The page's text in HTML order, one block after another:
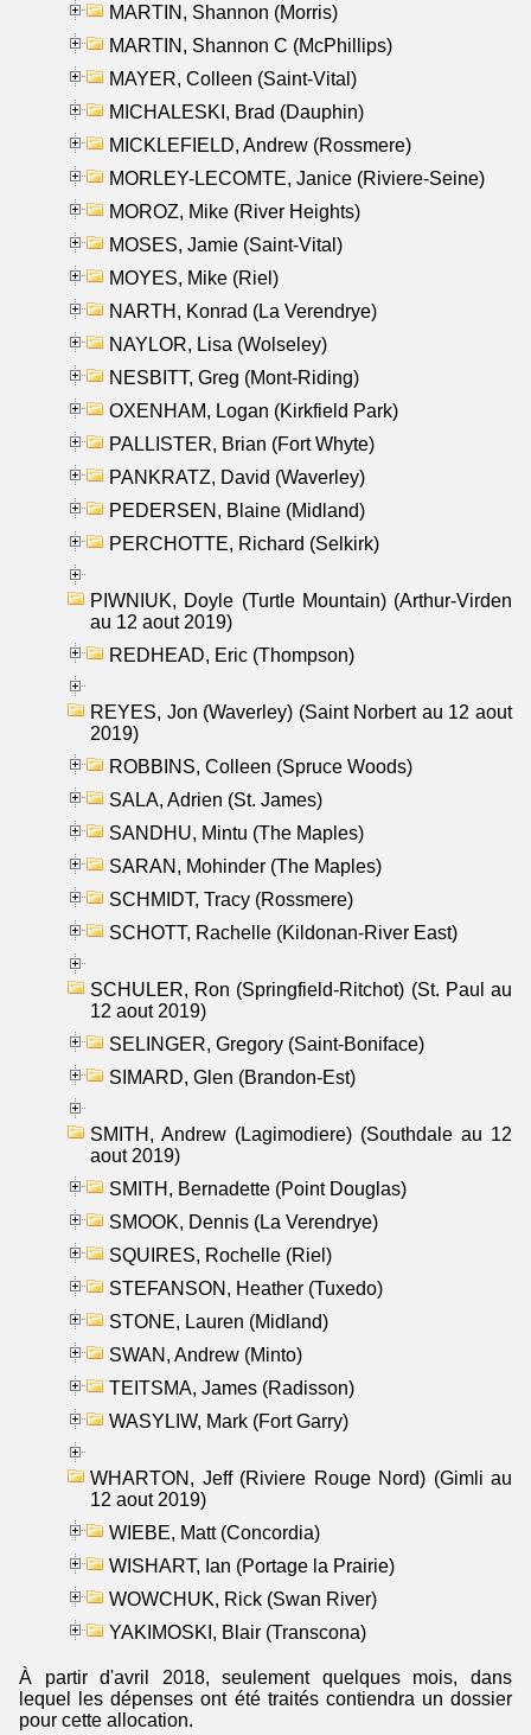
MARTIN, Shannon (Morris)
MARTIN, Shannon C (McPhillips)
MAYER, Colleen (Saint-Vital)
MICHALESKI, Brad (Dauphin)
MICKLEFIELD, Andrew (Rossmere)
MORLEY-LECOMTE, Janice (Riviere-Seine)
MOROZ, Mike (River Heights)
MOSES, Jamie (Saint-Vital)
MOYES, Mike (Riel)
NARTH, Konrad (La Verendrye)
NAYLOR, Lisa (Wolseley)
NESBITT, Greg (Mont-Riding)
OXENHAM, Logan (Kirkfield Park)
PALLISTER, Brian (Fort Whyte)
PANKRATZ, David (Waverley)
PEDERSEN, Blaine (Midland)
PERCHOTTE, Richard (Selkirk)
PIWNIUK, Doyle (Turtle Mountain) (Arthur-Virden
au 12 aout 2019)
REDHEAD, Eric (Thompson)
REYES, Jon (Waverley) (Saint Norbert au 12 aout
2019)
ROBBINS, Colleen (Spruce Woods)
SALA, Adrien (St. James)
SANDHU, Mintu (The Maples)
SARAN, Mohinder (The Maples)
SCHMIDT, Tracy (Rossmere)
SCHOTT, Rachelle (Kildonan-River East)
SCHULER, Ron (Springfield-Ritchot) (St. Paul au
12 aout 2019)
SELINGER, Gregory (Saint-Boniface)
SIMARD, Glen (Brandon-Est)
SMITH, Andrew (Lagimodiere) (Southdale au 12
aout 2019)
SMITH, Bernadette (Point Douglas)
SMOOK, Dennis (La Verendrye)
SQUIRES, Rochelle (Riel)
STEFANSON, Heather (Tuxedo)
STONE, Lauren (Midland)
SWAN, Andrew (Minto)
TEITSMA, James (Radisson)
WASYLIW, Mark (Fort Garry)
WHARTON, Jeff (Riviere Rouge Nord) (Gimli au
12 aout 2019)
WIEBE, Matt (Concordia)
WISHART, Ian (Portage la Prairie)
WOWCHUK, Rick (Swan River)
YAKIMOSKI, Blair (Transcona)
À partir d'avril 2018, seulement quelques mois, dans
lequel les dépenses ont été traités contiendra un dossier
pour cette allocation.